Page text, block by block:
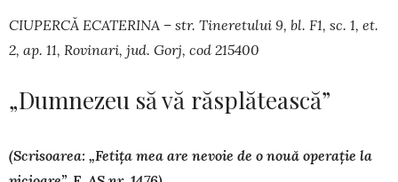
CIUPERCĂ ECATERINA – str. Tineretului 9, bl. F1, sc. 1, et.
2, ap. 11, Rovinari, jud. Gorj, cod 215400
„Dumnezeu să vă răsplătească”
(Scrisoarea: „Fetița mea are nevoie de o nouă operație la